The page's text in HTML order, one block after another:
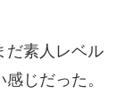
だ素人レベル
じだった。